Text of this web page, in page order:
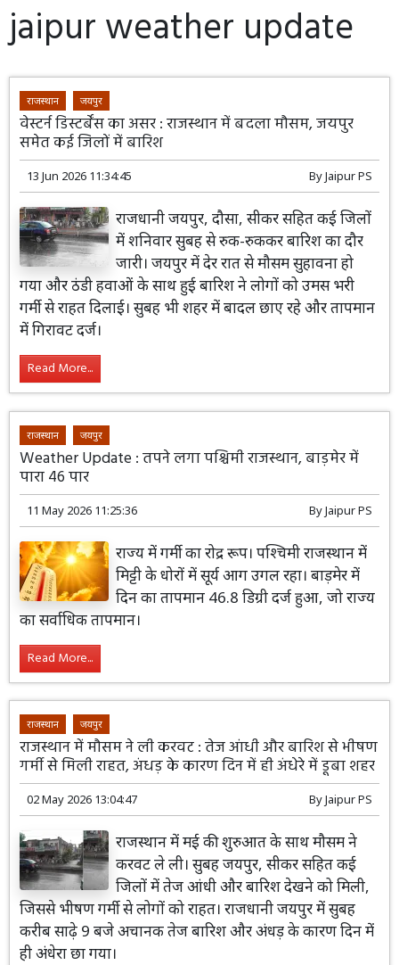
jaipur weather update
राजस्थान जयपुर
वेस्टर्न डिस्टर्बेंस का असर : राजस्थान में बदला मौसम, जयपुर
समेत कई जिलों में बारिश
13 Jun 2026 11:34:45 ByJaipur PS
राजधानी जयपुर, दौसा, सीकर सहित कई जिलों
में शनिवार सुबह से रुक-रुककर बारिश का दौर
जारी। जयपुर में देर रात से मौसम सुहावना हो
गया और ठंडी हवाओं के साथ हुई बारिश ने लोगों को उमस भरी
गर्मी से राहत दिलाई। सुबह भी शहर में बादल छाए रहे और तापमान
में गिरावट दर्ज।
Read More...
राजस्थान जयपुर
Weather Update : तपने लगा पश्चिमी राजस्थान, बाड़मेर में
पारा 46 पार
11 May 2026 11:25:36 ByJaipur PS
राज्य में गर्मी का रोद्र रूप। पश्चिमी राजस्थान में
मिट्टी के धोरों में सूर्य आग उगल रहा। बाड़मेर में
दिन का तापमान 46.8 डिग्री दर्ज हुआ, जो राज्य
का सर्वाधिक तापमान।
Read More...
राजस्थान जयपुर
राजस्थान में मौसम ने ली करवट : तेज आंधी और बारिश से भीषण
गर्मी से मिली राहत, अंधड़ के कारण दिन में ही अंधेरे में डूबा शहर
02 May 2026 13:04:47 ByJaipur PS
राजस्थान में मई की शुरुआत के साथ मौसम ने
करवट ले ली। सुबह जयपुर, सीकर सहित कई
जिलों में तेज आंधी और बारिश देखने को मिली,
जिससे भीषण गर्मी से लोगों को राहत। राजधानी जयपुर में सुबह
करीब साढ़े 9 बजे अचानक तेज बारिश और अंधड़ के कारण दिन में
ही अंधेरा छा गया।